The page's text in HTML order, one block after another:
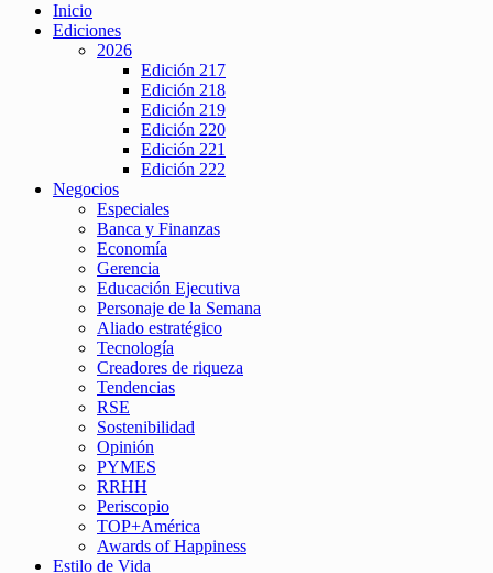
Inicio
Ediciones
2026
Edición 217
Edición 218
Edición 219
Edición 220
Edición 221
Edición 222
Negocios
Especiales
Banca y Finanzas
Economía
Gerencia
Educación Ejecutiva
Personaje de la Semana
Aliado estratégico
Tecnología
Creadores de riqueza
Tendencias
RSE
Sostenibilidad
Opinión
PYMES
RRHH
Periscopio
TOP+América
Awards of Happiness
Estilo de Vida